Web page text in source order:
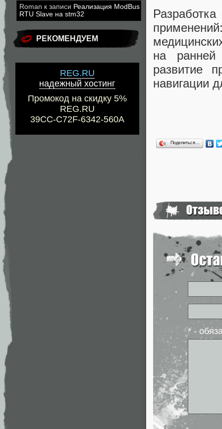
Roman к записи Реализация ModBus
RTU Slave на stm32
РЕКОМЕНДУЕМ
REG.RU
надежный хостинг
Промокод на скидку 5%
REG.RU
39CC-C72F-6342-560A
на
развитие
навигации
Поделиться…
* -